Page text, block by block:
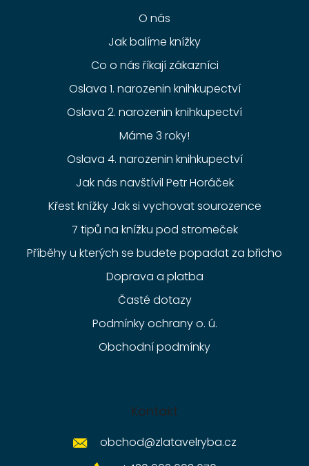
O nás
Jak balíme knížky
Co o nás říkají zákazníci
Oslava 1. narozenin knihkupectví
Oslava 2. narozenin knihkupectví
Máme 3 roky!
Oslava 4. narozenin knihkupectví
Jak nás navštívil Petr Horáček
Křest knížky Jak si vychovat sourozence
7 tipů na knížku pod stromeček
Příběhy u kterých se budete popadat za břicho
Doprava a platba
Časté dotazy
Podmínky ochrany o. ú.
Obchodní podmínky
Kontakt
obchod@zlatavelryba.cz